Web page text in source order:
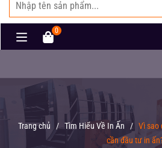
0
Trang chủ / Tìm Hiểu Về In Ấn / Vì sao
cần đầu tư in